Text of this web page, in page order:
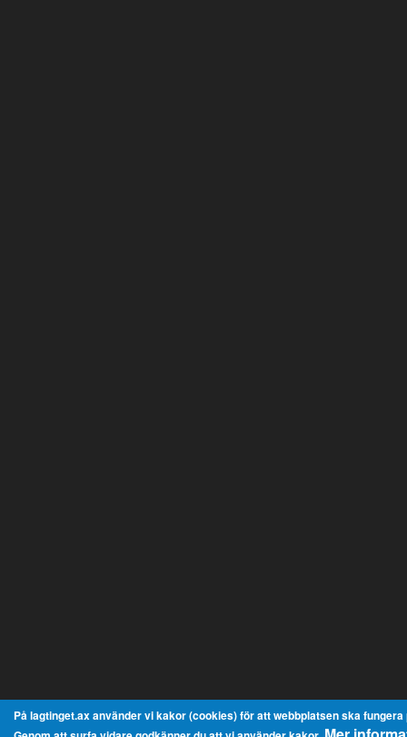
På lagtinget.ax använder vi kakor (cookies) för att webbplatsen ska